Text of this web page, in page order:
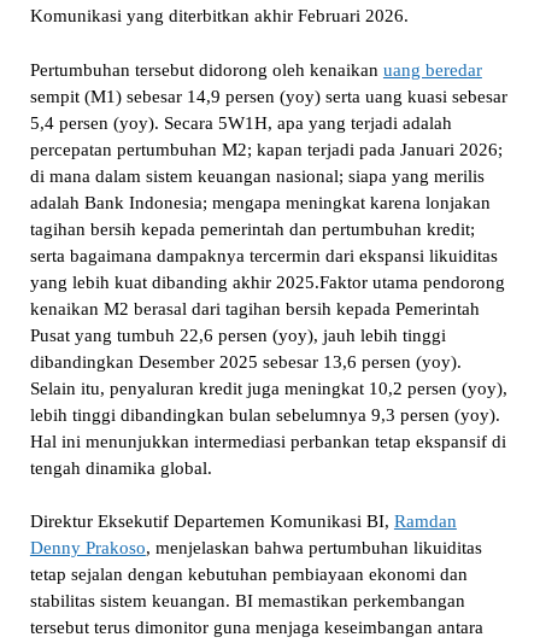
Komunikasi yang diterbitkan akhir Februari 2026.
Pertumbuhan tersebut didorong oleh kenaikan uang beredar
sempit (M1) sebesar 14,9 persen (yoy) serta uang kuasi sebesar
5,4 persen (yoy). Secara 5W1H, apa yang terjadi adalah
percepatan pertumbuhan M2; kapan terjadi pada Januari 2026;
di mana dalam sistem keuangan nasional; siapa yang merilis
adalah Bank Indonesia; mengapa meningkat karena lonjakan
tagihan bersih kepada pemerintah dan pertumbuhan kredit;
serta bagaimana dampaknya tercermin dari ekspansi likuiditas
yang lebih kuat dibanding akhir 2025.Faktor utama pendorong
kenaikan M2 berasal dari tagihan bersih kepada Pemerintah
Pusat yang tumbuh 22,6 persen (yoy), jauh lebih tinggi
dibandingkan Desember 2025 sebesar 13,6 persen (yoy).
Selain itu, penyaluran kredit juga meningkat 10,2 persen (yoy),
lebih tinggi dibandingkan bulan sebelumnya 9,3 persen (yoy).
Hal ini menunjukkan intermediasi perbankan tetap ekspansif di
tengah dinamika global.
Direktur Eksekutif Departemen Komunikasi BI, Ramdan
Denny Prakoso, menjelaskan bahwa pertumbuhan likuiditas
tetap sejalan dengan kebutuhan pembiayaan ekonomi dan
stabilitas sistem keuangan. BI memastikan perkembangan
tersebut terus dimonitor guna menjaga keseimbangan antara